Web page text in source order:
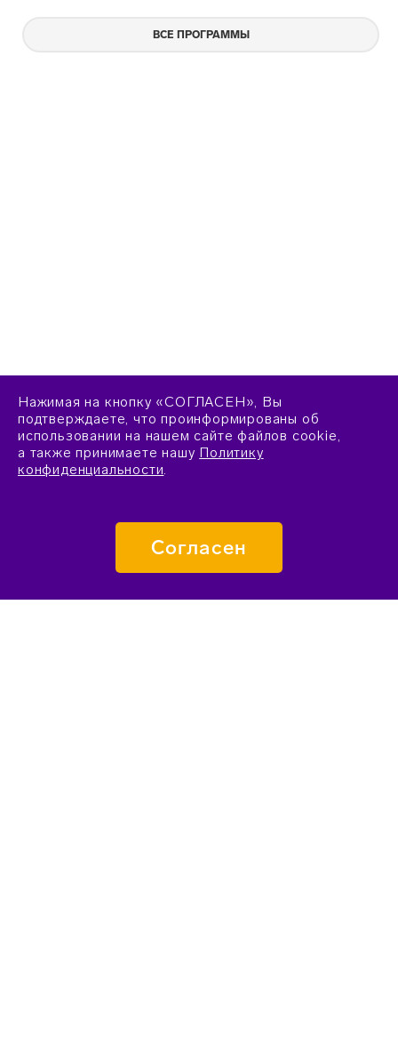
ВСЕ ПРОГРАММЫ
Нажимая на кнопку «СОГЛАСЕН», Вы
подтверждаете, что проинформированы об
использовании на нашем сайте файлов cookie,
а также принимаете нашу Политику
конфиденциальности.
Согласен